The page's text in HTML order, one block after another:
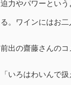
迫力やパワーとい
る。ワインにはお二
前出の齋藤さんの
「いろはわいんで